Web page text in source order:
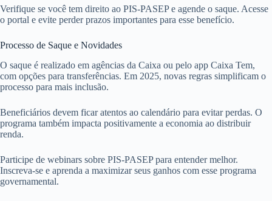
Verifique se você tem direito ao PIS-PASEP e agende o saque. Acesse
o portal e evite perder prazos importantes para esse benefício.
Processo de Saque e Novidades
O saque é realizado em agências da Caixa ou pelo app Caixa Tem,
com opções para transferências. Em 2025, novas regras simplificam o
processo para mais inclusão.
Beneficiários devem ficar atentos ao calendário para evitar perdas. O
programa também impacta positivamente a economia ao distribuir
renda.
Participe de webinars sobre PIS-PASEP para entender melhor.
Inscreva-se e aprenda a maximizar seus ganhos com esse programa
governamental.